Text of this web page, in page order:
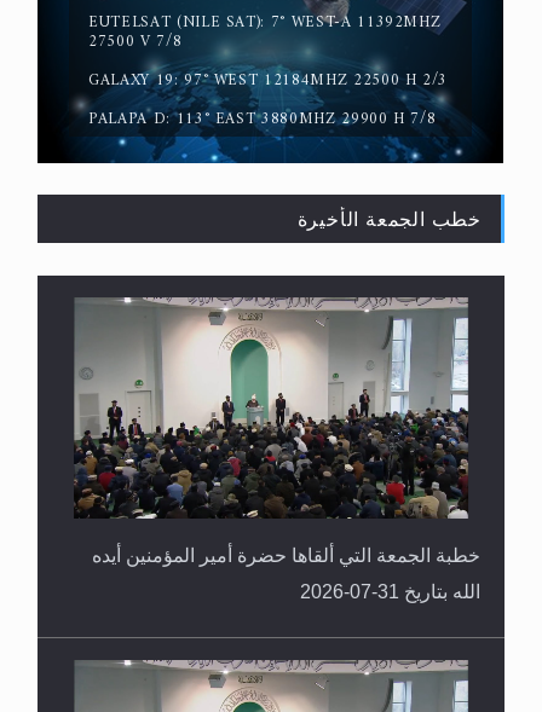
حقيقة المسيح الدجال
القرآن قاضٍ وحكمٌ على السنة ومهيمنٌ عليها.. ليس
العكس
EUTELSAT (NILE SAT): 7° WEST-A 11392MHZ
27500 V 7/8
GALAXY 19: 97° WEST 12184MHZ 22500 H 2/3
PALAPA D: 113° EAST 3880MHZ 29900 H 7/8
خطب الجمعة الأخيرة
خطبة الجمعة التي ألقاها حضرة أمير المؤمنين أيده
الله بتاريخ 31-07-2026